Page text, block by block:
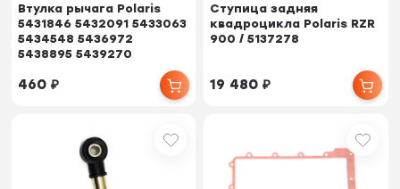
Втулка рычага Polaris
5431846 5432091 5433063
5434548 5436972
5438895 5439270
460₽
Ступица задняя
квадроцикла Polaris RZR
900 / 5137278
19 480₽